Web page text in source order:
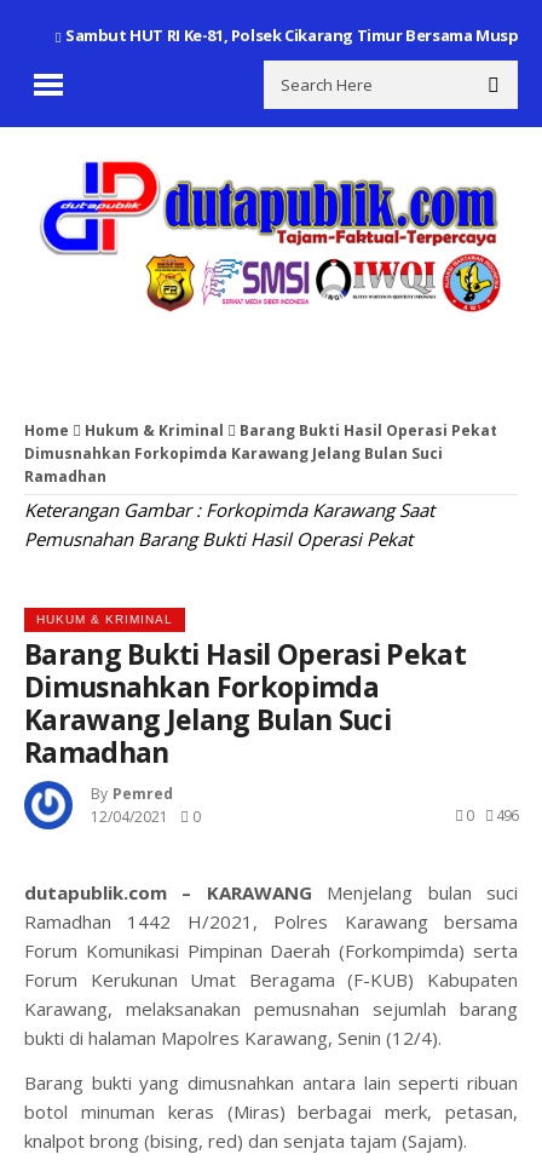
Sambut HUT RI Ke-81, Polsek Cikarang Timur Bersama
Home Hukum & Kriminal
Barang Bukti Hasil Operasi Pekat
Dimusnahkan Forkopimda Karawang Jelang Bulan Suci
Ramadhan
Keterangan Gambar : Forkopimda Karawang Saat
Pemusnahan Barang Bukti Hasil Operasi Pekat
HUKUM & KRIMINAL
Barang Bukti Hasil Operasi Pekat
Dimusnahkan Forkopimda
Karawang Jelang Bulan Suci
Ramadhan
By Pemred
12/04/2021
0 496
0
dutapublik.com – KARAWANG Menjelang bulan suci
Ramadhan 1442 H/2021, Polres Karawang bersama
Forum Komunikasi Pimpinan Daerah (Forkompimda) serta
Forum Kerukunan Umat Beragama (F-KUB) Kabupaten
Karawang, melaksanakan pemusnahan sejumlah barang
bukti di halaman Mapolres Karawang, Senin (12/4).
Barang bukti yang dimusnahkan antara lain seperti ribuan
botol minuman keras (Miras) berbagai merk, petasan,
knalpot brong (bising, red) dan senjata tajam (Sajam).